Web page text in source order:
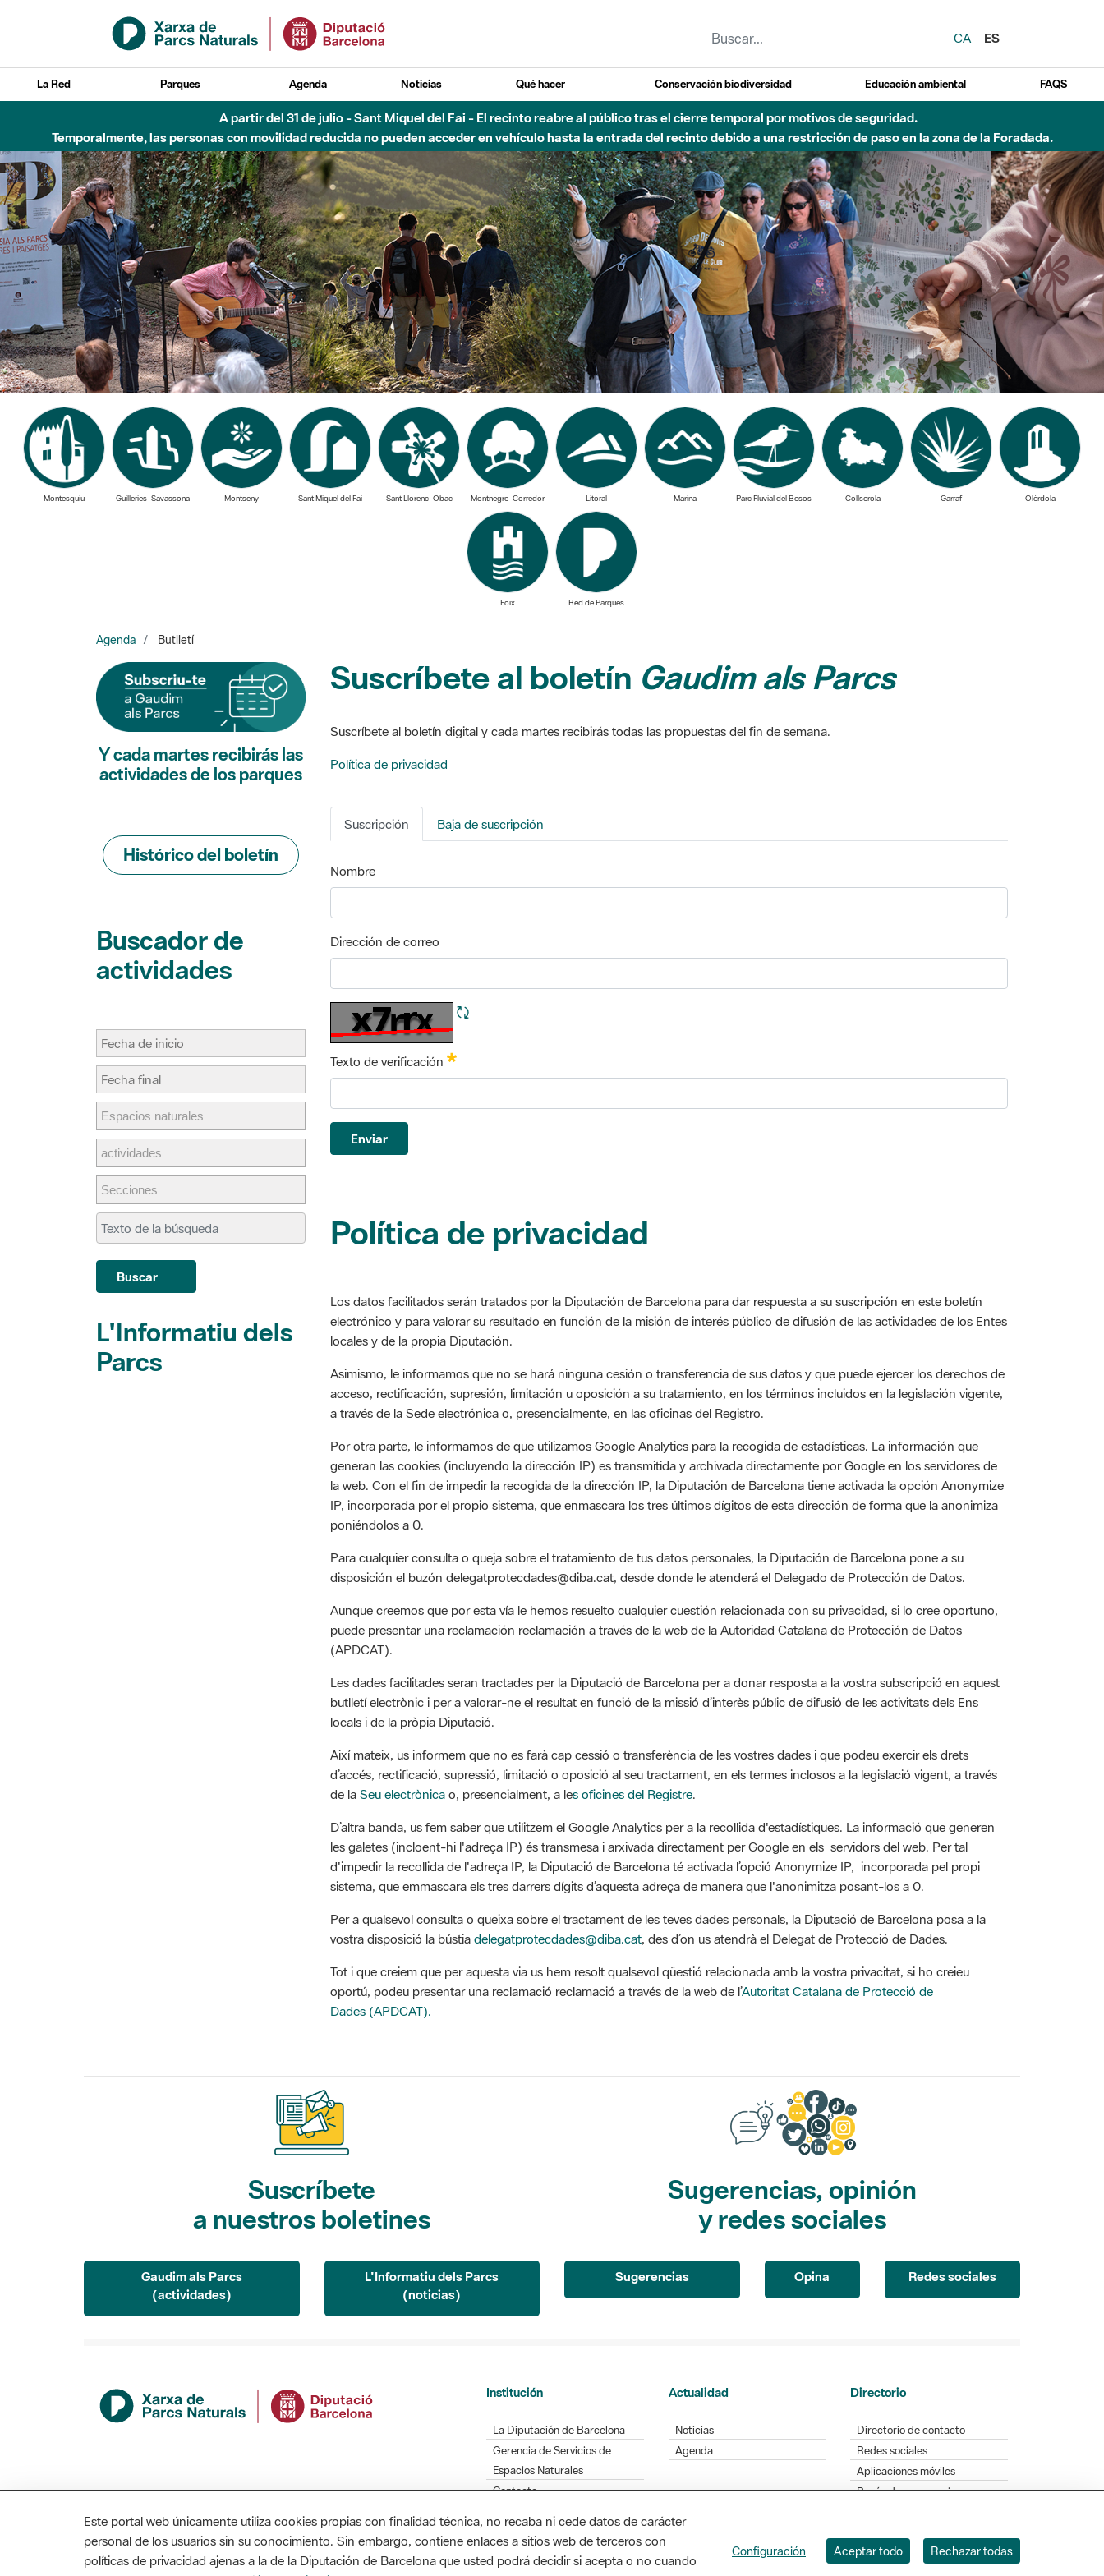
Saltar al contenido principal
CA
ES
La Red Parques Agenda Noticias Qué hacer Conservación biodiversidad Educación ambiental FAQS
Hasta diciembre de 2026 - Parque Fluvial Besós - Afectaciones en el cauce del Parque Fluvial del Besòs debido a obras de construcción de una pasarela sobre el río
Montesquiu Guilleries-Savassona Sant Miquel del Fai Sant Llorenc-Obac Montnegre-Corredor Parc Fluvial del Besos Olèrdola
Foix Red de Parques
Y cada martes recibirás las
actividades de los parques
Histórico del boletín
actividades
Buscar
Parcs
Suscríbete al boletín Gaudim als Parcs
Suscripción
Dirección de correo
Refrescar CAPTCHA
Texto de verificación
Enviar
Política de privacidad
electrónico y para valorar su resultado en función de la misión de interés público de difusión de las actividades de los Entes
locales y de la propia Diputación.
Asimismo, le informamos que no se hará ninguna cesión o transferencia de sus datos y que puede ejercer los derechos de
acceso, rectificación, supresión, limitación u oposición a su tratamiento, en los términos incluidos en la legislación vigente,
a través de la Sede electrónica o, presencialmente, en las oficinas del Registro.
Por otra parte, le informamos de que utilizamos Google Analytics para la recogida de estadísticas. La información que
generan las cookies (incluyendo la dirección IP) es transmitida y archivada directamente por Google en los servidores de
la web. Con el fin de impedir la recogida de la dirección IP, la Diputación de Barcelona tiene activada la opción Anonymize
IP, incorporada por el propio sistema, que enmascara los tres últimos dígitos de esta dirección de forma que la anonimiza
poniéndolos a 0.
Para cualquier consulta o queja sobre el tratamiento de tus datos personales, la Diputación de Barcelona pone a su
disposición el buzón delegatprotecdades@diba.cat, desde donde le atenderá el Delegado de Protección de Datos.
Aunque creemos que por esta vía le hemos resuelto cualquier cuestión relacionada con su privacidad, si lo cree oportuno,
puede presentar una reclamación reclamación a través de la web de la Autoridad Catalana de Protección de Datos
(APDCAT).
Les dades facilitades seran tractades per la Diputació de Barcelona per a donar resposta a la vostra subscripció en aquest
butlletí electrònic i per a valorar-ne el resultat en funció de la missió d’interès públic de difusió de les activitats dels Ens
locals i de la pròpia Diputació.
Així mateix, us informem que no es farà cap cessió o transferència de les vostres dades i que podeu exercir els drets
d’accés, rectificació, supressió, limitació o oposició al seu tractament, en els termes inclosos a la legislació vigent, a través
de laSeu electrònicao, presencialment, a les oficines del Registre.
D’altra banda, us fem saber que utilitzem el Google Analytics per a la recollida d'estadístiques. La informació que generen
les galetes (incloent-hi l'adreça IP) és transmesa i arxivada directament per Google en els servidors del web. Per tal
d'impedir la recollida de l'adreça IP, la Diputació de Barcelona té activada l’opció Anonymize IP, incorporada pel propi
sistema, que emmascara els tres darrers dígits d’aquesta adreça de manera que l'anonimitza posant-los a 0.
Per a qualsevol consulta o queixa sobre el tractament de les teves dades personals, la Diputació de Barcelona posa a la
vostra disposició la bústia delegatprotecdades@diba.cat , des d’on us atendrà el Delegat de Protecció de Dades.
Tot i que creiem que per aquesta via us hem resolt qualsevol qüestió relacionada amb la vostra privacitat, si ho creieu
oportú, podeu presentar una reclamació reclamació a través de la web de l’Autoritat Catalana de Protecció de
Dades (APDCAT).
a nuestros boletines
(actividades)
(noticias)
y redes sociales
Gerencia de Servicios de
Espacios Naturales
Contacto
Agenda
Redes sociales
Aplicaciones móviles
Buzón de sugerencias
Opinión sobre los parques
Diputación de Barcelona. Edifici Llacuna, 1a planta. Badajoz, 49. 08005 Barcelona. Tel. 934 022 428
/ xarxaparcs@diba.cat
Este portal web únicamente utiliza cookies propias con finalidad técnica, no recaba ni cede datos de carácter
personal de los usuarios sin su conocimiento. Sin embargo, contiene enlaces a sitios web de terceros con
políticas de privacidad ajenas a la de la Diputación de Barcelona que usted podrá decidir si acepta o no cuando
Configuración Aceptar todo Rechazar todas